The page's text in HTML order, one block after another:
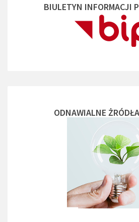
BIULETYN INFORMACJI
ODNAWIALNE